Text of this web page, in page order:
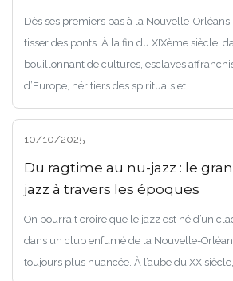
Dès ses premiers pas à la Nouvelle-Orléans,
tisser des ponts. À la fin du XIXème siècle,
bouillonnant de cultures, esclaves
d’Europe, héritiers des spirituals et...
10/10/2025
Du ragtime au nu-jazz : le
jazz à travers les époques
On pourrait croire que le jazz est né d’un
dans un club enfumé de la Nouvelle-
toujours plus nuancée. À l’aube du XX